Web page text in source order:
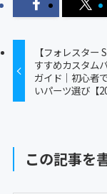
【フォレスター
すすめカスタム
ガイド｜初心者
いパーツ選び【
この記事を